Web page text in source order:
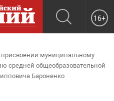
16+
муниципальному
средней общеобразовательной
Бароненко